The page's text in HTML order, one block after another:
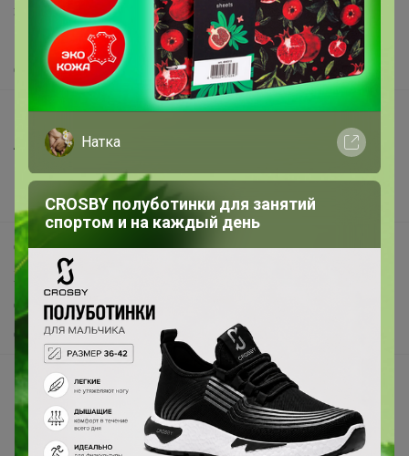
Защита покупателя
Помощь
О нас
Все предложения
Анонсы
Новости
Поддержка альпак
Самое выгодное
Хиты продаж
Самое желанное
Самое быстрое
Начать зарабатывать с 24-ok
Picabox.ru - Лучшее место для ваших изображений
Розыгрыш - Генератор случайных чисел
Натка
CROSBY полуботинки для занятий
спортом и на каждый день